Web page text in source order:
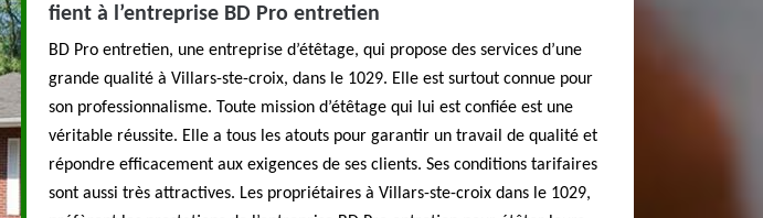
fient à l’entreprise BD Pro entretien
BD Pro entretien, une entreprise d’étêtage, qui propose des services d’une
grande qualité à Villars-ste-croix, dans le 1029. Elle est surtout connue pour
son professionnalisme. Toute mission d’étêtage qui lui est confiée est une
véritable réussite. Elle a tous les atouts pour garantir un travail de qualité et
répondre efficacement aux exigences de ses clients. Ses conditions tarifaires
sont aussi très attractives. Les propriétaires à Villars-ste-croix dans le 1029,